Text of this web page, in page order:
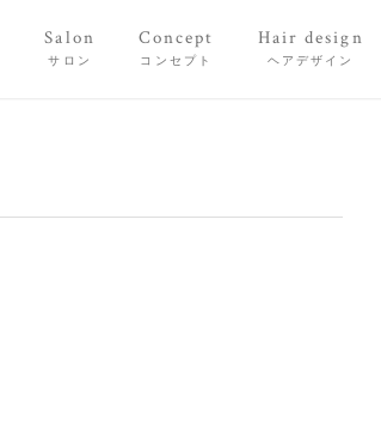
Salon
サロン
Concept
コンセプト
Hair design
ヘアデザイン